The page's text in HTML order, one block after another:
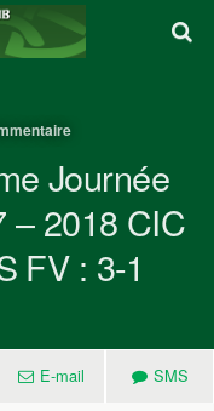
Journée
– 2018 CIC
FV : 3-1
E-mail SMS